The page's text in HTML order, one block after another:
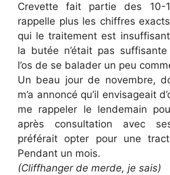
Crevette fait partie des 10-
rappelle plus les chiffres
qui le traitement est
la butée n’était pas
l’os de se balader un peu
Un beau jour de novembre,
m’a annoncé qu’il envisageait
me rappeler le lendemain
après consultation avec
préférait opter pour une
Pendant un mois.
(Cliffhanger de merde, je sais)